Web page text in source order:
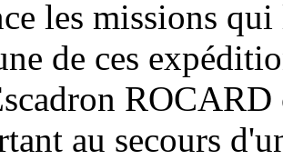
les missions
de ces
au secours